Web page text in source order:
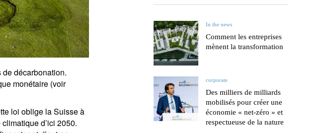
de décarbonation.
monétaire (voir
loi oblige la Suisse à
d’ici 2050.
In the news
Comment les entreprises
mènent la transformation
corporate
Des milliers de milliards
mobilisés pour créer une
économie « net-zéro » et
respectueuse de la nature